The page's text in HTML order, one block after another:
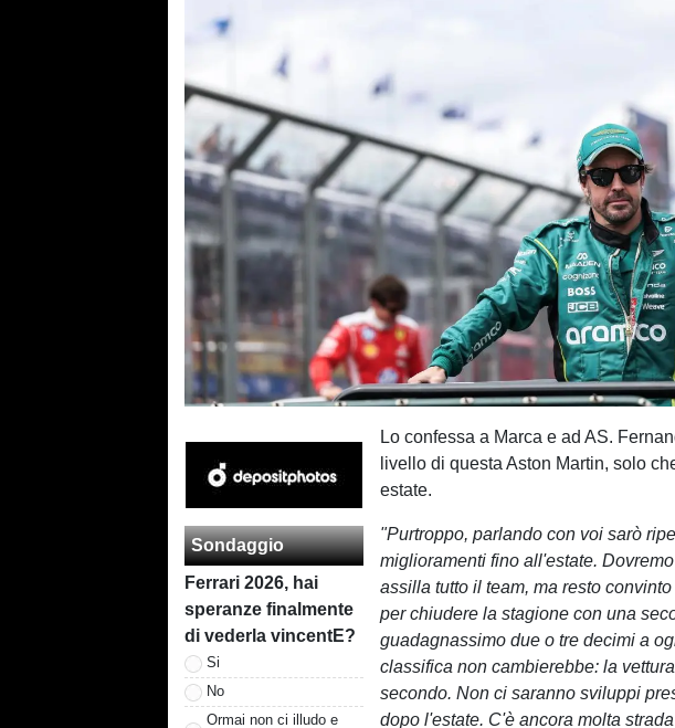
Sondaggio
Ferrari 2026, hai
speranze finalmente
di vederla vincentE?
Si
No
Ormai non ci illudo e
Lo confessa a Marca e ad AS.
livello di questa Aston Martin, solo
estate.
"Purtroppo, parlando con voi sarò
miglioramenti fino all'estate.
assilla tutto il team, ma resto
per chiudere la stagione con una
guadagnassimo due o tre decimi a
classifica non cambierebbe: la
secondo. Non ci saranno sviluppi
dopo l'estate. C'è ancora molta